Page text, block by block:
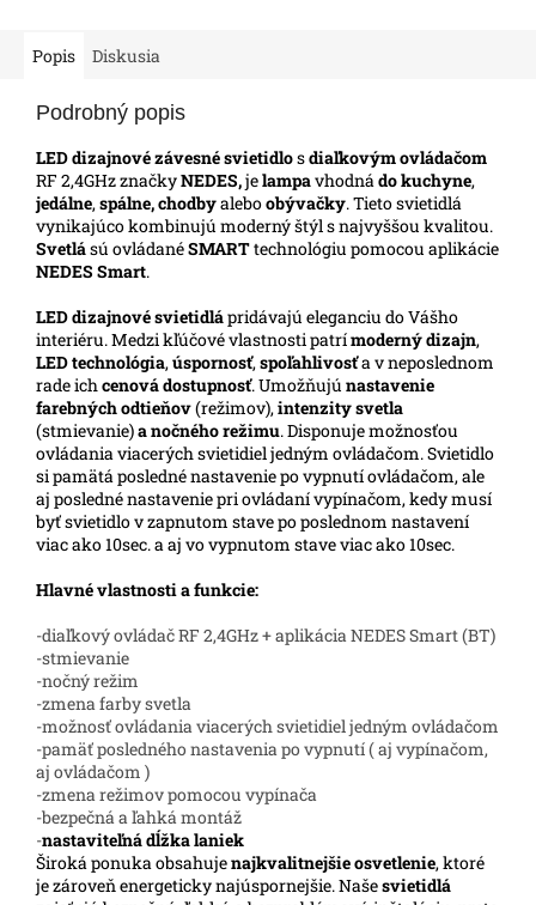
Popis Diskusia
Podrobný popis
LED dizajnové závesné svietidlosdiaľkovým ovládačom
RF 2,4GHz značkyNEDES,jelampavhodnádo kuchyne,
jedálne,spálne, chodbyaleboobývačky. Tieto svietidlá
vynikajúco kombinujú moderný štýl s najvyššou kvalitou.
Svetlású ovládanéSMARTtechnológiu pomocou aplikácie
NEDES Smart.
LEDdizajnové svietidlápridávajú eleganciu do Vášho
interiéru. Medzi kľúčové vlastnosti patrímoderný dizajn,
LED technológia,úspornosť,spoľahlivosťa v neposlednom
rade ichcenová dostupnosť. Umožňujú nastavenie
farebných odtieňov(režimov),intenzity svetla
(stmievanie)a nočného režimu. Disponuje možnosťou
ovládania viacerých svietidiel jedným ovládačom. Svietidlo
si pamätá posledné nastavenie po vypnutí ovládačom, ale
aj posledné nastavenie pri ovládaní vypínačom, kedy musí
byť svietidlo v zapnutom stave po poslednom nastavení
viac ako 10sec. a aj vo vypnutom stave viac ako 10sec.
Hlavné vlastnosti a funkcie:
-diaľkový ovládač RF 2,4GHz + aplikácia NEDES Smart (BT)
-stmievanie
-nočný režim
-zmena farby svetla
-možnosť ovládania viacerých svietidiel jedným ovládačom
-pamäť posledného nastavenia po vypnutí ( aj vypínačom,
aj ovládačom )
-zmena režimov pomocou vypínača
-bezpečná a ľahká montáž
-nastaviteľná dĺžka laniek
Široká ponuka obsahujenajkvalitnejšie osvetlenie, ktoré
je zároveň energeticky najúspornejšie. Našesvietidlá